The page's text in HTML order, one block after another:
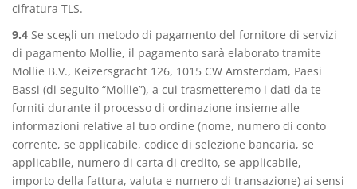
cifratura TLS.
9.4 Se scegli un metodo di pagamento del fornitore di servizi
di pagamento Mollie, il pagamento sarà elaborato tramite
Mollie B.V., Keizersgracht 126, 1015 CW Amsterdam, Paesi
Bassi (di seguito “Mollie”), a cui trasmetteremo i dati da te
forniti durante il processo di ordinazione insieme alle
informazioni relative al tuo ordine (nome, numero di conto
corrente, se applicabile, codice di selezione bancaria, se
applicabile, numero di carta di credito, se applicabile,
importo della fattura, valuta e numero di transazione) ai sensi